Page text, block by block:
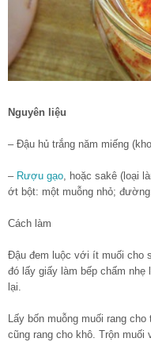
Nguyên liệu
– Đậu hủ trắng năm miếng
– Rượu gạo, hoặc sakê (loại
ớt bột: một muỗng nhỏ;
Cách làm
Đậu đem luộc với ít muối cho
đó lấy giấy làm bếp chấm
lại.
Lấy bốn muỗng muối rang
cũng rang cho khô. Trộn muối